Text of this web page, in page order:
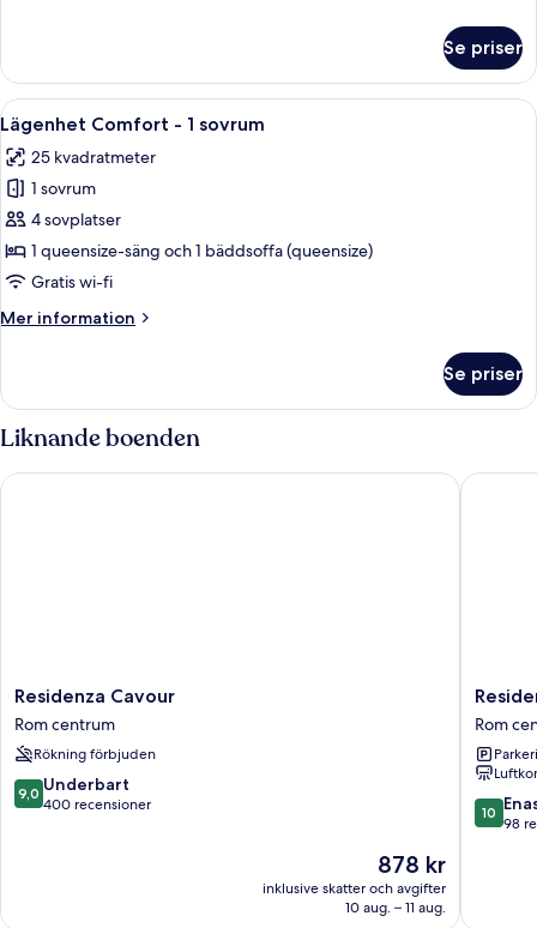
dubbelrum
balkong
Se priser
Öppna
alla
foton
för
Lägenhet
Comfort
-
sovrum
Ett sovrum med en säng, en tv, ett
8
Lägenhet Comfort - 1 sovrum
25 kvadratmeter
1 sovrum
4 sovplatser
1 queensize-säng och 1 bäddsoffa (queensize)
Gratis wi-fi
Mer information
Mer
Comfort
1
Se priser
Liknande boenden
Residenza
Cavour
Rom
centrum
Residenza Cavour
Rom centrum
Rökning förbjuden
9.0
av
9,0 Underbart
400 recensioner
Priset
är
878 kr
878 kr
inklusive skatter och avgifter
10 aug. – 11 aug.
Residenza Cavour
Rom
centrum
Rom
10.0
av
10
98